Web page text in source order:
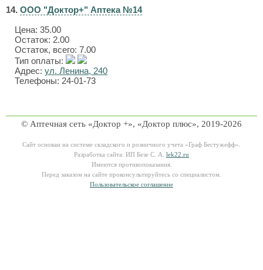
14. ООО "Доктор+" Аптека №14
Цена: 35.00
Остаток: 2.00
Остаток, всего: 7.00
Тип оплаты:
Адрес: ул. Ленина, 240
Телефоны: 24-01-73
© Аптечная сеть «Доктор +», «Доктор плюс», 2019-2026
Сайт основан на системе складского и розничного учета «Граф Бестужефф».
Разработка сайта: ИП Безе С. А. lek22.ru
Имеются противопоказания.
Перед заказом на сайте проконсультируйтесь со специалистом.
Пользовательское соглашение